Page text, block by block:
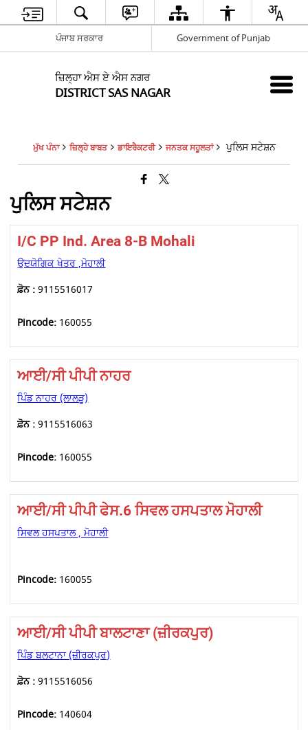
ਪੰਜਾਬ ਸਰਕਾਰ Government of Punjab
ਜ਼ਿਲ੍ਹਾ ਐਸ ਏ ਐਸ ਨਗਰ
DISTRICT SAS NAGAR
ਮੁੱਖ ਪੰਨਾ ਜ਼ਿਲ੍ਹੇ ਬਾਬਤ ਡਾਇਰੈਕਟਰੀ ਜਨਤਕ ਸਹੂਲਤਾਂ ਪੁਲਿਸ ਸਟੇਸ਼ਨ
ਪੁਲਿਸ ਸਟੇਸ਼ਨ
I/C PP Ind. Area 8-B Mohali
ਉਦਯੋਗਿਕ ਖੇਤਰ ,ਮੋਹਾਲੀ
ਫ਼ੋਨ :9115516017
Pincode: 160055
ਆਈ/ਸੀ ਪੀਪੀ ਨਾਹਰ
ਪਿੰਡ ਨਾਹਰ (ਲਾਲੜੂ)
ਫ਼ੋਨ :9115516063
Pincode: 160055
ਆਈ/ਸੀ ਪੀਪੀ ਫੇਸ.6 ਸਿਵਲ ਹਸਪਤਾਲ ਮੋਹਾਲੀ
ਸਿਵਲ ਹਸਪਤਾਲ , ਮੋਹਾਲੀ
Pincode: 160055
ਆਈ/ਸੀ ਪੀਪੀ ਬਾਲਟਾਣਾ (ਜ਼ੀਰਕਪੁਰ)
ਪਿੰਡ ਬਲਟਾਨਾ (ਜ਼ੀਰਕਪੁਰ)
ਫ਼ੋਨ :9115516056
Pincode: 140604